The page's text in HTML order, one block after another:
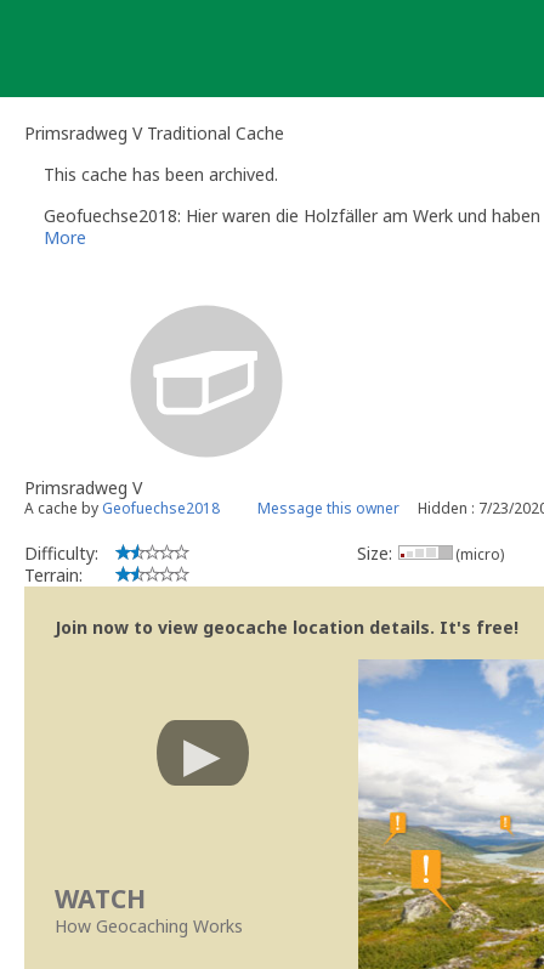
Primsradweg V Traditional Cache
This cache has been archived.
Geofuechse2018: Hier waren die Holzfäller am Werk und
More
Primsradweg V
A cache by Geofuechse2018 Message this owner Hidden : 7/23/
Difficulty:
Terrain:
Size: (micro)
Join now to view geocache location details. It's free!
WATCH
How Geocaching Works